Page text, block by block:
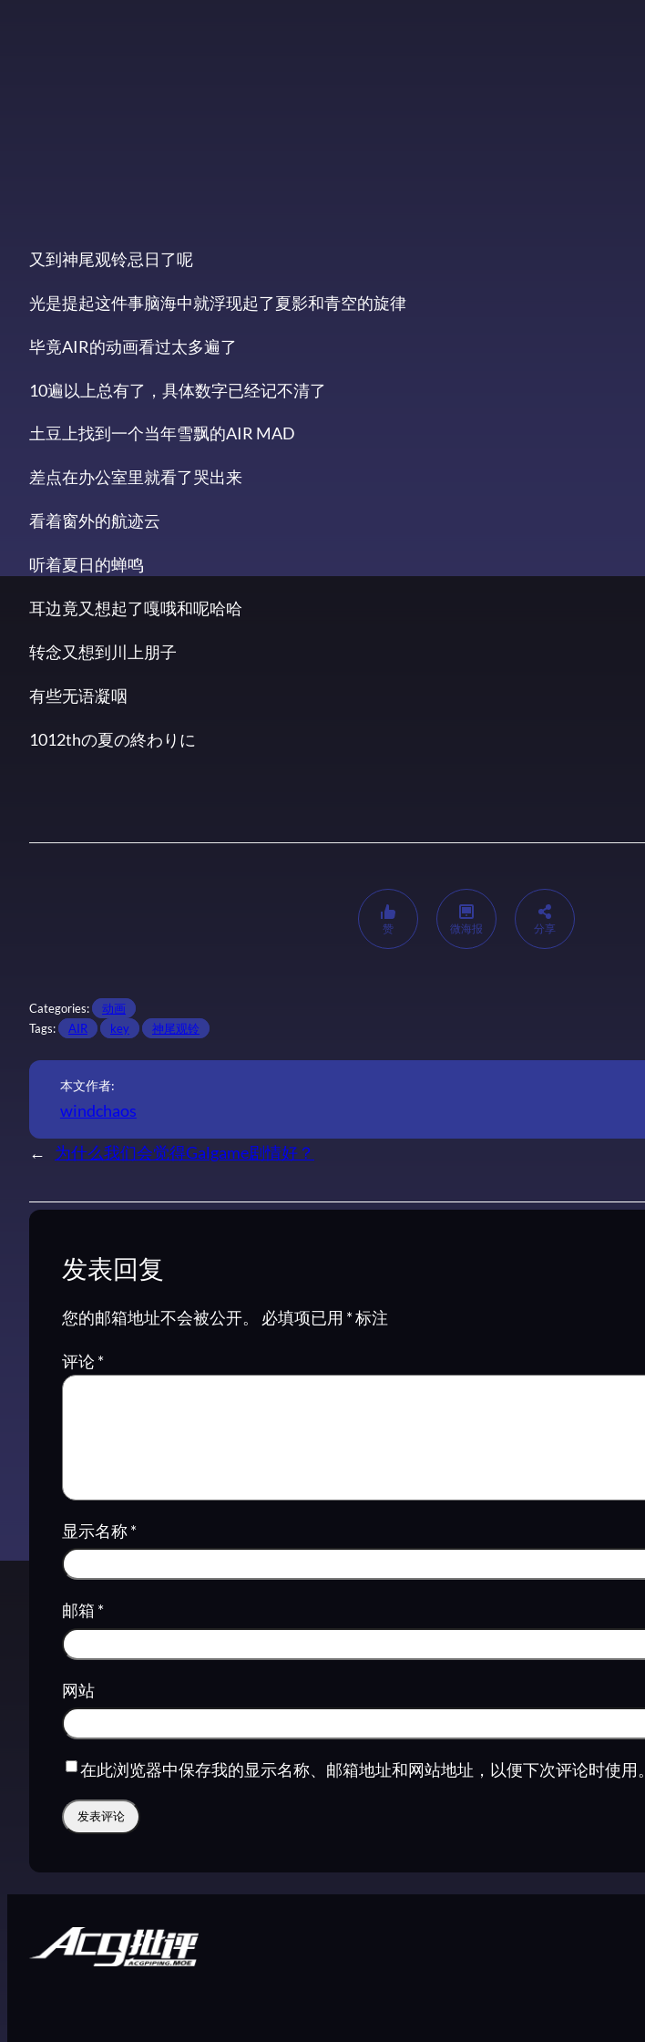
又到神尾观铃忌日了呢
光是提起这件事脑海中就浮现起了夏影和青空的旋律
毕竟AIR的动画看过太多遍了
10遍以上总有了，具体数字已经记不清了
土豆上找到一个当年雪飘的AIR MAD
差点在办公室里就看了哭出来
看着窗外的航迹云
听着夏日的蝉鸣
耳边竟又想起了嘎哦和呢哈哈
转念又想到川上朋子
有些无语凝咽
1012thの夏の終わりに
赞 微海报 分享
Categories:
动画
Tags:
AIR key 神尾观铃
本文作者:
windchaos
← 为什么我们会觉得Galgame剧情好？
发表回复
您的邮箱地址不会被公开。 必填项已用 *标注
评论*
显示名称*
邮箱 *
网站
在此浏览器中保存我的显示名称、邮箱地址和网站地址，以便下次评论时使用。